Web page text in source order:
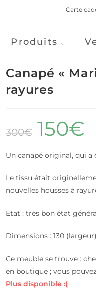
Carte
Produits
Canapé «
rayures
300€ 150€
Un canapé original, qui a
Le tissu était
nouvelles housses à
Etat : très bon état
Dimensions : 130
Ce meuble se trouve :
en boutique ; vous
Plus disponible :(